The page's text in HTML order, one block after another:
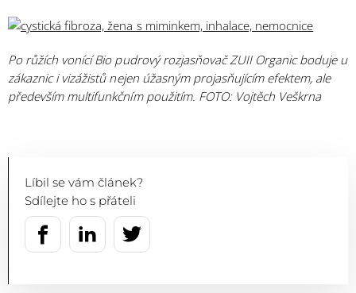
Po růžích vonící Bio pudrový rozjasňovač ZUII Organic boduje u
zákaznic i vizážistů nejen úžasným projasňujícím efektem, ale
především multifunkčním použitím. FOTO: Vojtěch Veškrna
Líbil se vám článek?
Sdílejte ho s přáteli